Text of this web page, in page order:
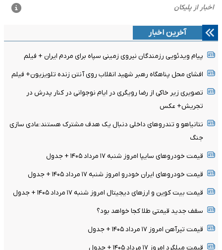
آخرین اخبار
پیام ویدئویی رزمندگان نیروی زمینی سپاه برای مردم ایران + فیلم
افشای محل پناهگاه‌ رهبر شهید انقلاب روی آنتن زنده تلویزیون+ فیلم
تصویری زیر خاکی از رضا رویگری در ایام نوجوانی در کنار پدرش در
تجریش+ عکس
نتانیاهو و تندروهای داخلی دنبال یک هدف مشترک هستند:عادی سازی
جنگ
قیمت خودرو‌های سایپا امروز شنبه ۱۷ مرداد ۱۴۰۵ + جدول
قیمت خودرو‌های ایران خودرو امروز شنبه ۱۷ مرداد ۱۴۰۵ + جدول
قیمت بیت کوین و ارز‌های دیجیتال امروز شنبه ۱۷ مرداد ۱۴۰۵ + جدول
سقف جدید قیمتی طلا کجا خواهد بود؟
قیمت تیرآهن امروز ۱۷ مرداد ۱۴۰۵ + جدول
قیمت میلگرد امروز ۱۷ مرداد ۱۴۰۵ + جدول